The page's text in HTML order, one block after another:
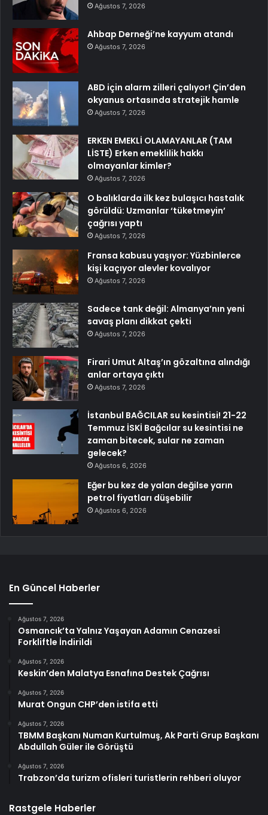
Ağustos 7, 2026
Ahbap Derneği’ne kayyum atandı
Ağustos 7, 2026
ABD için alarm zilleri çalıyor! Çin’den
okyanus ortasında stratejik hamle
Ağustos 7, 2026
ERKEN EMEKLİ OLAMAYANLAR (TAM
LİSTE) Erken emeklilik hakkı
olmayanlar kimler?
Ağustos 7, 2026
O balıklarda ilk kez bulaşıcı hastalık
görüldü: Uzmanlar ‘tüketmeyin’
çağrısı yaptı
Ağustos 7, 2026
Fransa kabusu yaşıyor: Yüzbinlerce
kişi kaçıyor alevler kovalıyor
Ağustos 7, 2026
Sadece tank değil: Almanya’nın yeni
savaş planı dikkat çekti
Ağustos 7, 2026
Firari Umut Altaş’ın gözaltına alındığı
anlar ortaya çıktı
Ağustos 7, 2026
İstanbul BAĞCILAR su kesintisi! 21-22
Temmuz İSKİ Bağcılar su kesintisi ne
zaman bitecek, sular ne zaman
gelecek?
Ağustos 6, 2026
Eğer bu kez de yalan değilse yarın
petrol fiyatları düşebilir
Ağustos 6, 2026
En Güncel Haberler
Ağustos 7, 2026
Osmancık’ta Yalnız Yaşayan Adamın Cenazesi
Forkliftle İndirildi
Ağustos 7, 2026
Keskin’den Malatya Esnafına Destek Çağrısı
Ağustos 7, 2026
Murat Ongun CHP’den istifa etti
Ağustos 7, 2026
TBMM Başkanı Numan Kurtulmuş, Ak Parti Grup Başkanı
Abdullah Güler ile Görüştü
Ağustos 7, 2026
Trabzon’da turizm ofisleri turistlerin rehberi oluyor
Rastgele Haberler